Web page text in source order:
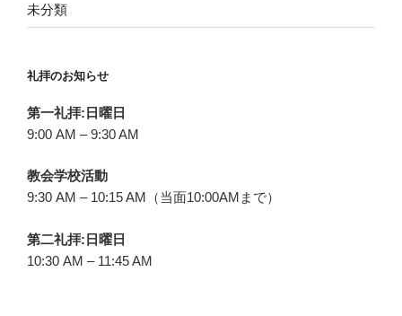
未分類
礼拝のお知らせ
第一礼拝:日曜日
9:00 AM – 9:30 AM
教会学校活動
9:30 AM – 10:15 AM（当面10:00AMまで）
第二礼拝:日曜日
10:30 AM – 11:45 AM